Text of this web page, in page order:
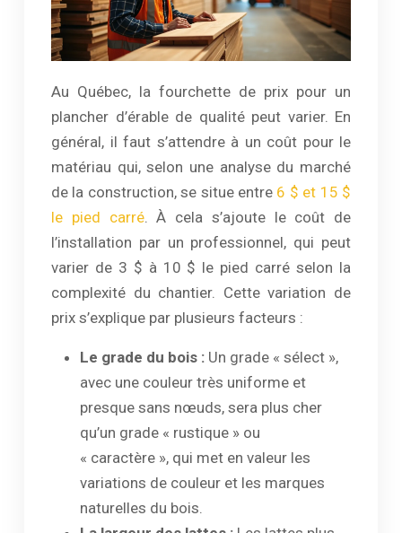
Au Québec, la fourchette de prix pour un
plancher d’érable de qualité peut varier. En
général, il faut s’attendre à un coût pour le
matériau qui, selon une analyse du marché
de la construction, se situe entre 6 $ et 15 $
le pied carré. À cela s’ajoute le coût de
l’installation par un professionnel, qui peut
varier de 3 $ à 10 $ le pied carré selon la
complexité du chantier. Cette variation de
prix s’explique par plusieurs facteurs :
Le grade du bois : Un grade « sélect »,
avec une couleur très uniforme et
presque sans nœuds, sera plus cher
qu’un grade « rustique » ou
« caractère », qui met en valeur les
variations de couleur et les marques
naturelles du bois.